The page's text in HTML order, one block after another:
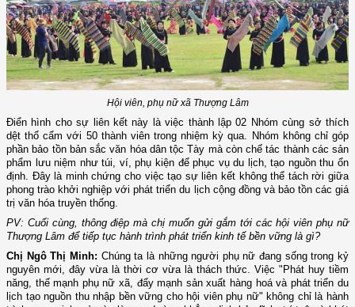
Hội viên, phụ nữ xã Thượng Lâm
Điển hình cho sự liên kết này là việc thành lập 02 Nhóm cùng sở thích
dệt thổ cẩm với 50 thành viên trong nhiệm kỳ qua. Nhóm không chỉ góp
phần bảo tồn bản sắc văn hóa dân tộc Tày mà còn chế tác thành các sản
phẩm lưu niệm như túi, ví, phụ kiện để phục vụ du lịch, tạo nguồn thu ổn
định. Đây là minh chứng cho việc tạo sự liên kết không thể tách rời giữa
phong trào khởi nghiệp với phát triển du lịch cộng đồng và bảo tồn các giá
trị văn hóa truyền thống.
PV: Cuối cùng, thông điệp mà chị muốn gửi gắm tới các hội viên phụ nữ
Thượng Lâm để tiếp tục hành trình phát triển kinh tế bền vững là gì?
Chị Ngô Thị Minh: Chúng ta là những người phụ nữ đang sống trong kỷ
nguyên mới, đây vừa là thời cơ vừa là thách thức. Việc "Phát huy tiềm
năng, thế mạnh phụ nữ xã, đẩy mạnh sản xuất hàng hoá và phát triển du
lịch tạo nguồn thu nhập bền vững cho hội viên phụ nữ" không chỉ là hành